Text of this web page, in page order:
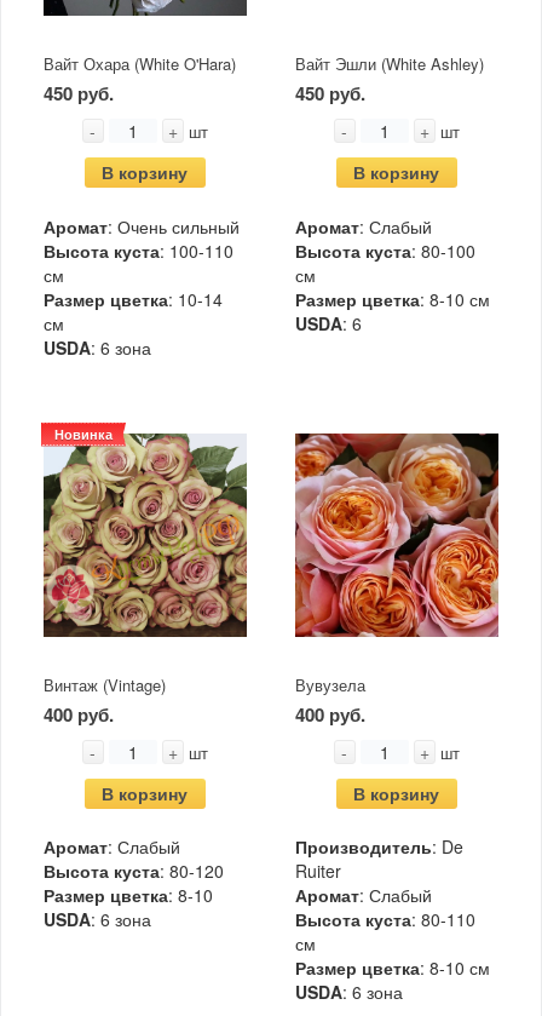
Вайт Охара (White O'Hara)
450 руб.
- + шт
В корзину
Аромат: Очень сильный
Высота куста: 100-110
см
Размер цветка: 10-14
см
USDA: 6 зона
Вайт Эшли (White Ashley)
450 руб.
- + шт
В корзину
Аромат: Слабый
Высота куста: 80-100
см
Размер цветка: 8-10 см
USDA: 6
Новинка
Винтаж (Vintage)
400 руб.
- + шт
В корзину
Аромат: Слабый
Высота куста: 80-120
Размер цветка: 8-10
USDA: 6 зона
Вувузела
400 руб.
- + шт
В корзину
Производитель: De
Ruiter
Аромат: Слабый
Высота куста: 80-110
см
Размер цветка: 8-10 см
USDA: 6 зона